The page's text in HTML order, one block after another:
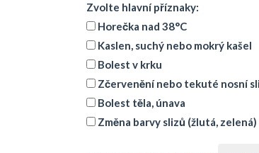
Zvolte hlavní příznaky:
Horečka nad 38°C
Kaslen, suchý nebo mokrý kašel
Bolest v krku
Zčervenění nebo tekuté nosní
Bolest těla, únava
Změna barvy slizů (žlutá, zelená)